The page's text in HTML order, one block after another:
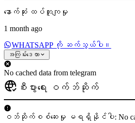
နောက်ဆုံး ထပ်တူကျမှု
1 month ago
WHATSAPP ကို ဆက်သွယ်ပါ။
အကြမ်းဒေတာ
No cached data from telegram
စီးပွားရေး ဝက်ဘ်ဆိုက်
ဝဘ်ဆိုက်စစ်ဆေးမှု မရရှိနိုင်ပါ: No